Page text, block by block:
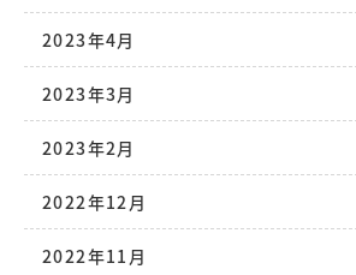
2023年4月
2023年3月
2023年2月
2022年12月
2022年11月